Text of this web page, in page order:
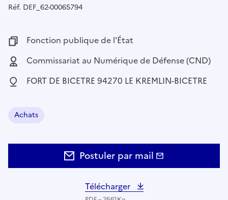
Réf. Référence :
DEF_62-00065794
Fonction publique :
Fonction publique de l'État
Employeur :
Commissariat au Numérique de Défense (CND)
Localisation :
FORT DE BICETRE 94270 LE KREMLIN-BICETRE
Domaine :
Achats
Postuler par mail
Télécharger